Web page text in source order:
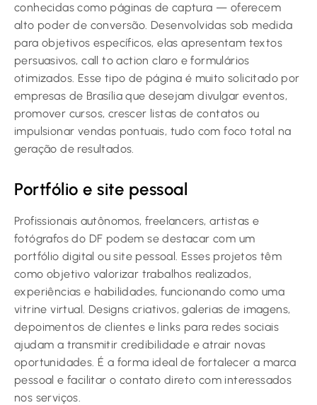
conhecidas como páginas de captura — oferecem
alto poder de conversão. Desenvolvidas sob medida
para objetivos específicos, elas apresentam textos
persuasivos, call to action claro e formulários
otimizados. Esse tipo de página é muito solicitado por
empresas de Brasília que desejam divulgar eventos,
promover cursos, crescer listas de contatos ou
impulsionar vendas pontuais, tudo com foco total na
geração de resultados.
Portfólio e site pessoal
Profissionais autônomos, freelancers, artistas e
fotógrafos do DF podem se destacar com um
portfólio digital ou site pessoal. Esses projetos têm
como objetivo valorizar trabalhos realizados,
experiências e habilidades, funcionando como uma
vitrine virtual. Designs criativos, galerias de imagens,
depoimentos de clientes e links para redes sociais
ajudam a transmitir credibilidade e atrair novas
oportunidades. É a forma ideal de fortalecer a marca
pessoal e facilitar o contato direto com interessados
nos serviços.